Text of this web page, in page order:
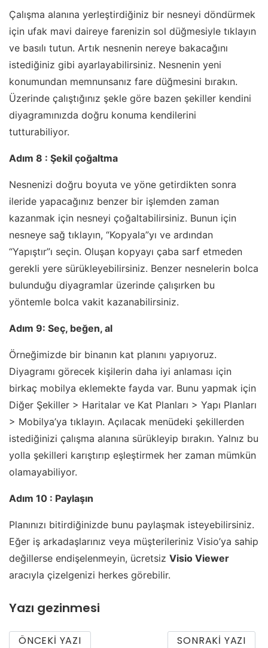
Çalışma alanına yerleştirdiğiniz bir nesneyi döndürmek
için ufak mavi daireye farenizin sol düğmesiyle tıklayın
ve basılı tutun. Artık nesnenin nereye bakacağını
istediğiniz gibi ayarlayabilirsiniz. Nesnenin yeni
konumundan memnunsanız fare düğmesini bırakın.
Üzerinde çalıştığınız şekle göre bazen şekiller kendini
diyagramınızda doğru konuma kendilerini
tutturabiliyor.
Adım 8 : Şekil çoğaltma
Nesnenizi doğru boyuta ve yöne getirdikten sonra
ileride yapacağınız benzer bir işlemden zaman
kazanmak için nesneyi çoğaltabilirsiniz. Bunun için
nesneye sağ tıklayın, “Kopyala”yı ve ardından
“Yapıştır”ı seçin. Oluşan kopyayı çaba sarf etmeden
gerekli yere sürükleyebilirsiniz. Benzer nesnelerin bolca
bulunduğu diyagramlar üzerinde çalışırken bu
yöntemle bolca vakit kazanabilirsiniz.
Adım 9: Seç, beğen, al
Örneğimizde bir binanın kat planını yapıyoruz.
Diyagramı görecek kişilerin daha iyi anlaması için
birkaç mobilya eklemekte fayda var. Bunu yapmak için
Diğer Şekiller > Haritalar ve Kat Planları > Yapı Planları
> Mobilya’ya tıklayın. Açılacak menüdeki şekillerden
istediğinizi çalışma alanına sürükleyip bırakın. Yalnız bu
yolla şekilleri karıştırıp eşleştirmek her zaman mümkün
olamayabiliyor.
Adım 10 : Paylaşın
Planınızı bitirdiğinizde bunu paylaşmak isteyebilirsiniz.
Eğer iş arkadaşlarınız veya müşterileriniz Visio’ya sahip
değillerse endişelenmeyin, ücretsiz Visio Viewer
aracıyla çizelgenizi herkes görebilir.
Yazı gezinmesi
ÖNCEKI YAZI SONRAKI YAZI